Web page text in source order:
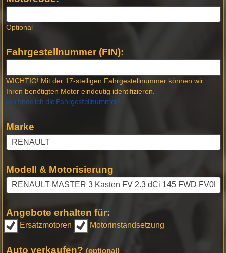
Optional
Fahrgestellnummer (FIN):
WICHTIG! Mit der 17-stelligen Fahrgestellnummer können wir
Ihren benötigten Motor eindeutig identifizieren.
Wo finde ich die Fahrgestellnummer?
Marke
Modell & Motorisierung
Angebote erhalten für:
Ersatzmotoren Motorinstandsetzung
Auto verkaufen? (optional)